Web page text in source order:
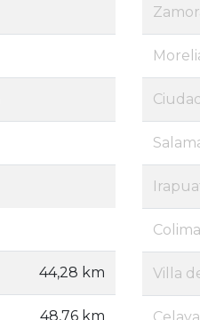
44,28 km
48,76 km
Colima
Villa
Celaya